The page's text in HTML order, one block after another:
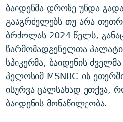
ბაიდენმა დროზე უნდა
გააგრძელებს თუ არა
ბრძოლას 2024 წელს,
წარმომადგენელთა
სპიკერმა, ბაიდენის
პელოსიმ MSNBC-ის
ისურვა ცალსახად ეთქვა,
ბაიდენის მონაწილეობა.